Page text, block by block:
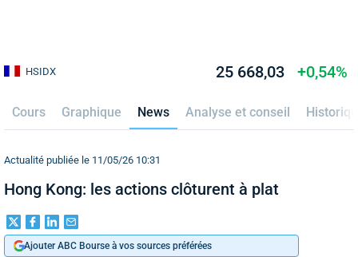
HSIDX 25 668,03 +0,54%
Cours Graphique News Analyse et conseil
Actualité publiée le 11/05/26 10:31
Hong Kong: les actions clôturent à plat
Ajouter ABC Bourse à vos sources préférées